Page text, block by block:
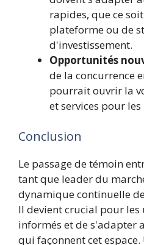
rapides, que ce
plateforme ou de
d'investissement.
Opportunités
de la concurrence
pourrait ouvrir la
et services pour
Conclusion
Le passage de témoin
tant que leader du
dynamique continuelle
Il devient crucial pour
informés et de s'adapter
qui façonnent cet